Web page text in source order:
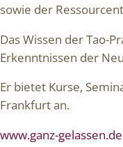
sowie der
Das Wissen der Tao-
Erkenntnissen der
Er bietet Kurse,
Frankfurt an.
www.ganz-gelassen.de